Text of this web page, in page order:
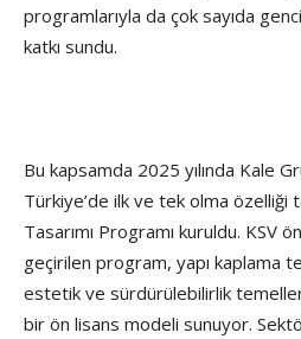
programlarıyla da çok sayıda
katkı sundu.
Bu kapsamda 2025 yılında Kale
Türkiye’de ilk ve tek olma özelliği
Tasarımı Programı kuruldu. KSV
geçirilen program, yapı kaplama
estetik ve sürdürülebilirlik
bir ön lisans modeli sunuyor.